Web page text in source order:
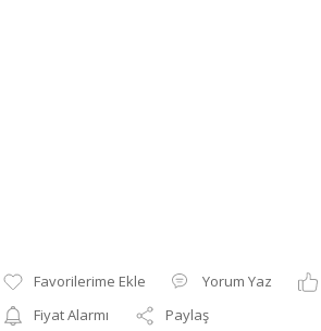
Yorum Yaz
Fiyat Alarmı
Paylaş